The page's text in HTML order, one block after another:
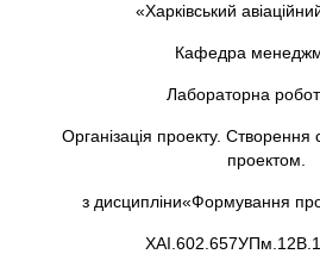
«Харківський
Кафедра
Лабораторна
Організація проекту. Створення
проектом.
з дисципліни«Формування